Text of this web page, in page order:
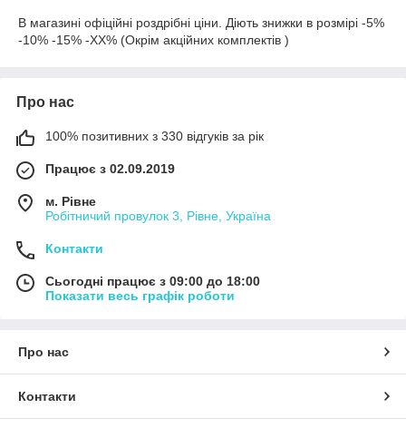
В магазині офіційні роздрібні ціни. Діють знижки в розмірі -5%
-10% -15% -ХХ% (Окрім акційних комплектів )
Про нас
100% позитивних з 330 відгуків за рік
Працює з 02.09.2019
м. Рівне
Робітничий провулок 3, Рівне, Україна
Контакти
Сьогодні працює з 09:00 до 18:00
Показати весь графік роботи
Про нас
Контакти